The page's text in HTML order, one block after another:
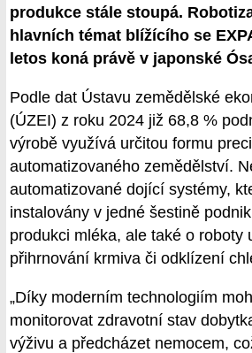
produkce stále stoupá.
hlavních témat blížícího se
letos koná právě v japonské
Podle dat Ústavu zemědělské
(ÚZEI) z roku 2024 již 68,8 %
výrobě využívá určitou formu
automatizovaného zemědělství.
automatizované dojící systémy,
instalovány v jedné šestině
produkci mléka, ale také o roboty
přihrnování krmiva či odklízení
„Díky moderním technologiím
monitorovat zdravotní stav
výživu a předcházet nemocem,